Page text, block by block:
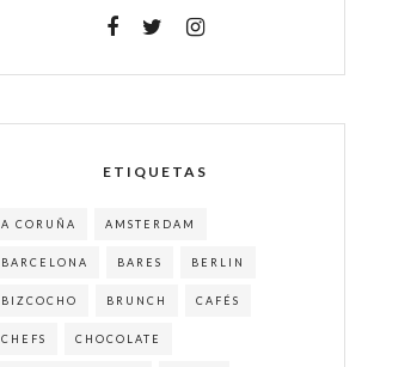
ETIQUETAS
A CORUÑA AMSTERDAM
BARCELONA BARES BERLIN
BIZCOCHO BRUNCH CAFÉS
CHEFS CHOCOLATE